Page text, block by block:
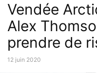
Vendée
Alex
prendre de
12 juin 2020